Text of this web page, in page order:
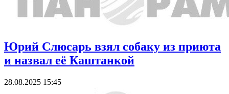
Юрий Слюсарь взял собаку из приюта
и назвал её Каштанкой
28.08.2025 15:45